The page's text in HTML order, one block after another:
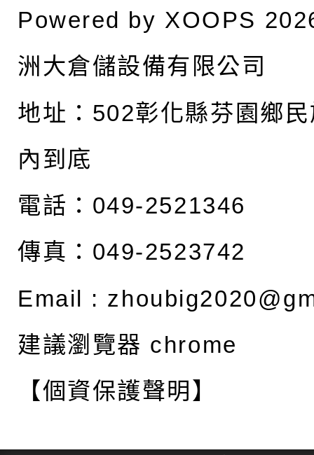
Powered by XOOPS
洲大倉儲設備有限公司
地址： 502彰化縣芬園鄉
內到底
電話：049-2521346
傳真：049-2523742
Email :
建議瀏覽器 chrome
【個資保護聲明】